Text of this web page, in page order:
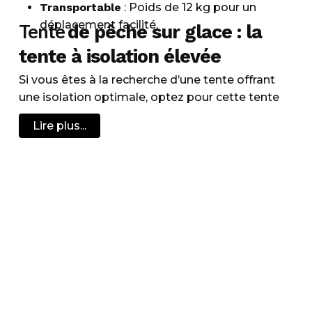
Transportable : Poids de 12 kg pour un
déplacement facilité.
Tentede pêche sur glace : la
tente à isolation élevée
Si vous êtes à la recherche d’une tente offrant
une isolation optimale, optez pour cette tente
de pêche sur glace. Conçue avec soin pour
s’adapter aux conditions climatiques extrêmes,
Lire plus...